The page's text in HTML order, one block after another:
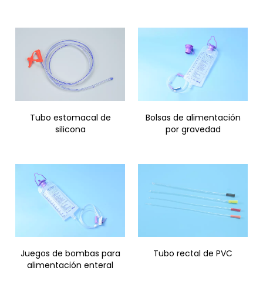
Tubo estomacal de
silicona
Bolsas de alimentación
por gravedad
Juegos de bombas para
alimentación enteral
Tubo rectal de PVC